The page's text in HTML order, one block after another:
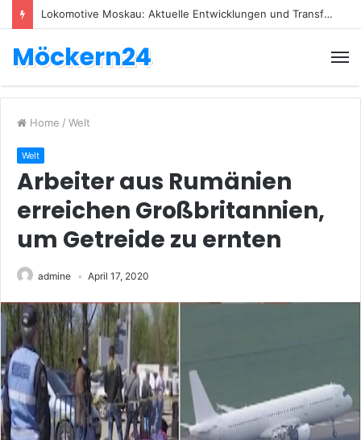
Lokomotive Moskau: Aktuelle Entwicklungen und Transfers
Möckern24
Home / Welt
Welt
Arbeiter aus Rumänien
erreichen Großbritannien,
um Getreide zu ernten
admine April 17, 2020